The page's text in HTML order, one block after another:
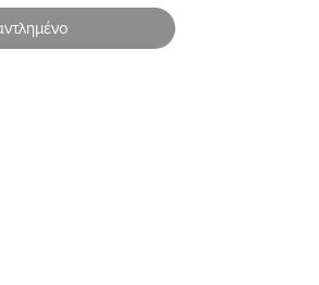
όλη την Ελλάδα.